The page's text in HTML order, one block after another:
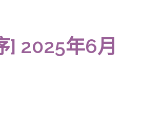
] 2025年6月